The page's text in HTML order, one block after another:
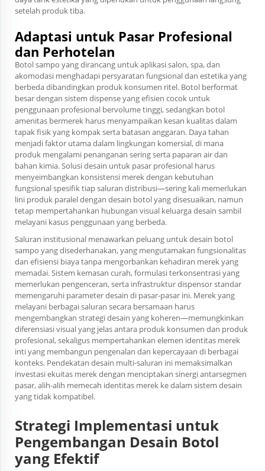
setelah produk tiba.
Adaptasi untuk Pasar Profesional
dan Perhotelan
Botol sampo yang dirancang untuk aplikasi salon, spa, dan
akomodasi menghadapi persyaratan fungsional dan estetika yang
berbeda dibandingkan produk konsumen ritel. Botol berformat
besar dengan sistem dispense yang efisien cocok untuk
penggunaan profesional bervolume tinggi, sedangkan botol
amenitas bermerek harus menyampaikan kesan kualitas dalam
tapak fisik yang kompak serta batasan anggaran. Daya tahan
menjadi faktor utama dalam lingkungan komersial, di mana
produk mengalami penanganan sering serta paparan air dan
bahan kimia. Solusi desain untuk pasar profesional harus
menyeimbangkan konsistensi merek dengan kebutuhan
fungsional spesifik tiap saluran distribusi—sering kali memerlukan
lini produk paralel dengan desain botol yang disesuaikan, namun
tetap mempertahankan hubungan visual keluarga desain sambil
melayani kasus penggunaan yang berbeda.
Saluran institusional menawarkan peluang untuk desain botol
sampo yang disederhanakan, yang mengutamakan fungsionalitas
dan efisiensi biaya tanpa mengorbankan kehadiran merek yang
memadai. Sistem kemasan curah, formulasi terkonsentrasi yang
memerlukan pengenceran, serta infrastruktur dispensor standar
memengaruhi parameter desain di pasar-pasar ini. Merek yang
melayani berbagai saluran secara bersamaan harus
mengembangkan strategi desain yang koheren—memungkinkan
diferensiasi visual yang jelas antara produk konsumen dan produk
profesional, sekaligus mempertahankan elemen identitas merek
inti yang membangun pengenalan dan kepercayaan di berbagai
konteks. Pendekatan desain multi-saluran ini memaksimalkan
investasi ekuitas merek dengan menciptakan sinergi antarsegmen
pasar, alih-alih memecah identitas merek ke dalam sistem desain
yang tidak kompatibel.
Strategi Implementasi untuk
Pengembangan Desain Botol
yang Efektif